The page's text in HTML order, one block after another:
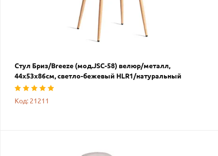
Стул Бриз/Breeze (мод.JSC-58) велюр/металл,
44х53х86см, светло-бежевый HLR1/натуральный
Код: 21211